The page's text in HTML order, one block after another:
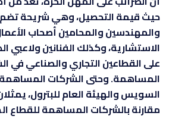
حيث قيمة التحصيل، وهي شريحة تضم
والمهندسين والمحامين أصحاب
الاستشارية، وكذلك الفنانين ولاعبي
على القطاعين التجاري والصناعي في
المساهمة. وحتى الشركات
السويس والهيئة العام للبترول،
مقارنة بالشركات المساهمة للقطاع